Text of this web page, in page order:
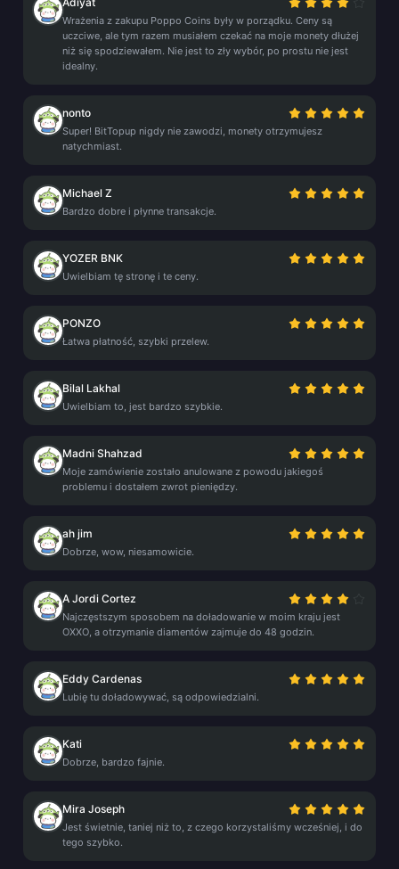
Wrażenia z zakupu Poppo Coins były w porządku. Ceny są
uczciwe, ale tym razem musiałem czekać na moje monety dłużej
niż się spodziewałem. Nie jest to zły wybór, po prostu nie jest
idealny.
nonto
Super! BitTopup nigdy nie zawodzi, monety otrzymujesz
natychmiast.
Michael Z
Bardzo dobre i płynne transakcje.
YOZER BNK
Uwielbiam tę stronę i te ceny.
PONZO
Łatwa płatność, szybki przelew.
Bilal Lakhal
Uwielbiam to, jest bardzo szybkie.
Madni Shahzad
Moje zamówienie zostało anulowane z powodu jakiegoś
problemu i dostałem zwrot pieniędzy.
ah jim
Dobrze, wow, niesamowicie.
A Jordi Cortez
Najczęstszym sposobem na doładowanie w moim kraju jest
OXXO, a otrzymanie diamentów zajmuje do 48 godzin.
Eddy Cardenas
Lubię tu doładowywać, są odpowiedzialni.
Kati
Dobrze, bardzo fajnie.
Mira Joseph
Jest świetnie, taniej niż to, z czego korzystaliśmy wcześniej, i do
tego szybko.